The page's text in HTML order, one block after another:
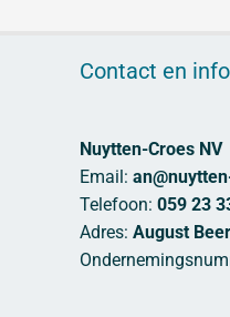
Contact en info
Nuytten-Croes NV
Email:
Telefoon: 059 23
Adres: August